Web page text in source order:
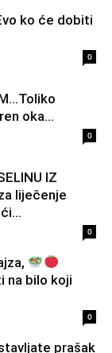
ko će dobiti
0
oka…
0
IZ
liječenje
0
na bilo koji
0
prašak